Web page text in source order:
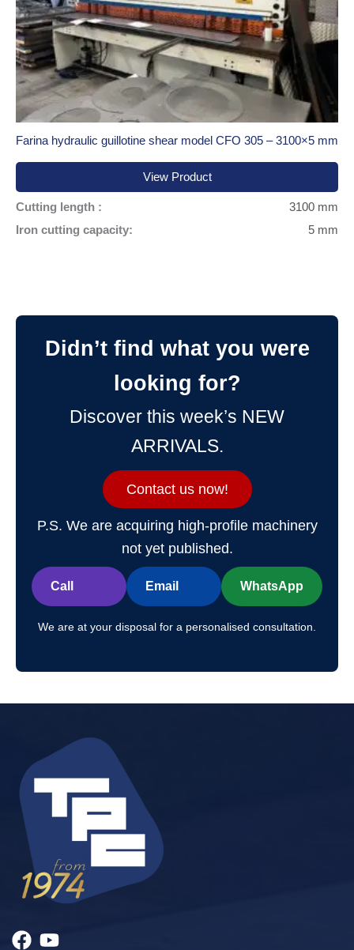
Farina hydraulic guillotine shear model CFO 305 – 3100×5 mm
View Product
Cutting length :
3100 mm
Iron cutting capacity:
5 mm
Didn’t find what you were
looking for?
Discover this week’s NEW
ARRIVALS.
Contact us now!
P.S. We are acquiring high-profile machinery
not yet published.
Call Email WhatsApp
We are at your disposal for a personalised consultation.